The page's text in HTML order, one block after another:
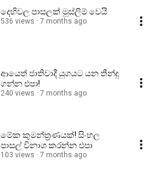
දෙහිවල පාසලක් මුස්ලිම් වෙයි
536 views 7 months ago
ආයෙත් ජාතිවාදී යුගයට යන තීන්දු
ගන්න එපා!
240 views 7 months ago
මේක කුමන්ත්‍රණයක්! සිංහල
පාසල් විනාශ කරන්න එපා
103 views 7 months ago